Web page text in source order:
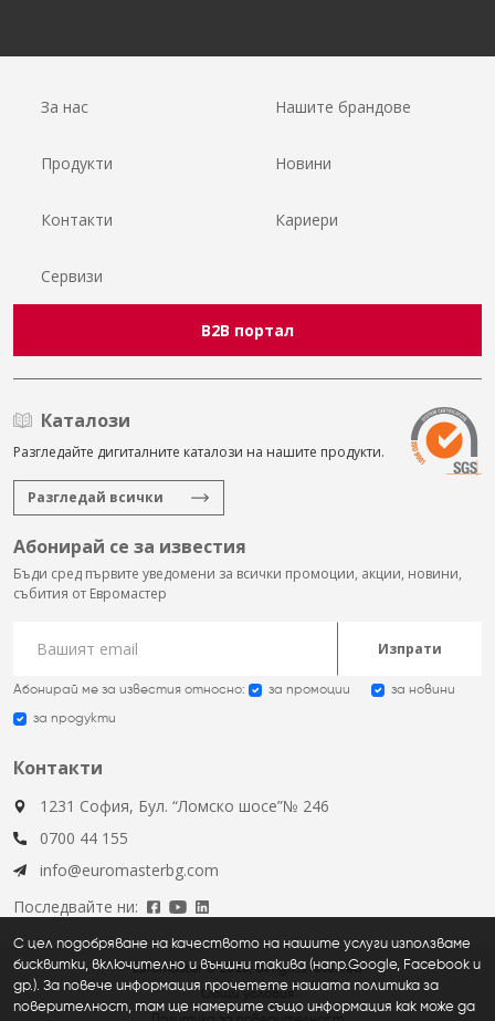
За нас Нашите брандове
Продукти Новини
Контакти Кариери
Сервизи
B2B портал
Каталози
Разгледайте дигиталните каталози на нашите продукти.
Разгледай всички
Абонирай се за известия
Бъди сред първите уведомени за всички промоции, акции, новини,
събития от Евромастер
Изпрати
Абонирай ме за известия относно: за промоции за новини
за продукти
Контакти
1231 София, Бул. “Ломско шосе”№ 246
0700 44 155
info@euromasterbg.com
Последвайте ни:
Euromaster © 2026, all rights reserved
Общи условия
С цел подобряване на качеството на нашите услуги използваме
бисквитки, включително и външни такива (напр.Google, Facebook и
др.). За повече информация прочетете нашата политика за
поверителност, там ще намерите също информация как може да